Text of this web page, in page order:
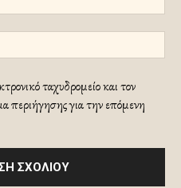
ταχυδρομείο και τον
περιήγησης για την επόμενη